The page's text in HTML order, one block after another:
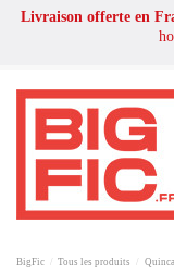
Livraison offerte en
BigFic Tous les produits